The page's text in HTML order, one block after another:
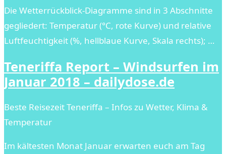
Die Wetterrückblick-Diagramme sind in 3 Abschnitte
gegliedert: Temperatur (°C, rote Kurve) und relative
Luftfeuchtigkeit (%, hellblaue Kurve, Skala rechts); …
Teneriffa Report – Windsurfen im
Januar 2018 – dailydose.de
Beste Reisezeit Teneriffa – Infos zu Wetter, Klima &
Temperatur
Im kältesten Monat Januar erwarten euch am Tag